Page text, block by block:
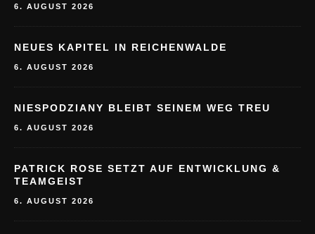
6. AUGUST 2026
NEUES KAPITEL IN REICHENWALDE
6. AUGUST 2026
NIESPODZIANY BLEIBT SEINEM WEG TREU
6. AUGUST 2026
PATRICK ROSE SETZT AUF ENTWICKLUNG &
TEAMGEIST
6. AUGUST 2026